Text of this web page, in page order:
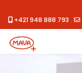
+421 948 888 793